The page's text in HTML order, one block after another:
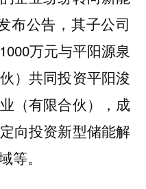
布公告，其子公司
万元与平阳源泉
）共同投资平阳浚
（有限合伙），成
向投资新型储能解
等。